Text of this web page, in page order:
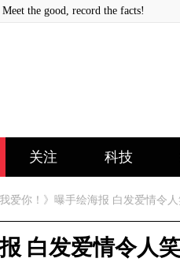
the good, record the facts!
关注 科技
爱你！》曝手绘海报 白发爱情令
白发爱情令人